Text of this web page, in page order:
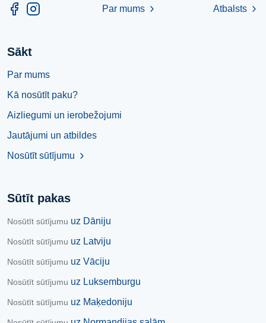
Par mums chevron_right Atbalsts chevron_right
Sākt
Par mums
Kā nosūtīt paku?
Aizliegumi un ierobežojumi
Jautājumi un atbildes
Nosūtīt sūtījumu
chevron_right
Sūtīt pakas
Nosūtīt sūtījumu uz Dāniju
Nosūtīt sūtījumu uz Latviju
Nosūtīt sūtījumu uz Vāciju
Nosūtīt sūtījumu uz Luksemburgu
Nosūtīt sūtījumu uz Maķedoniju